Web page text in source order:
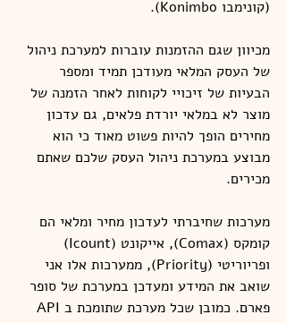
(קונימבו Konimbo).
מכיוון שגם ההזמנות עוברות למערכת ניהול
של העסק המלאי מעודכן תמיד ומספר
הבעיות של זיכויי לקוחות לאחר הזמנה של
מוצר לא במלאי יורדת פלאים, גם עדכון
מחירים הופך להיות פשוט מאוד כי הוא
מבוצע במערכת ניהול העסק שלכם שאתם
מכירים.
מערכות שחיברתי לעדכון מחיר ומלאי הם
קומקס (Comax), אייקונט (Icount)
ופריוריטי (Priority), ממערכות אלו אני
שואב את המידע ומעדכן במערכת של סופר